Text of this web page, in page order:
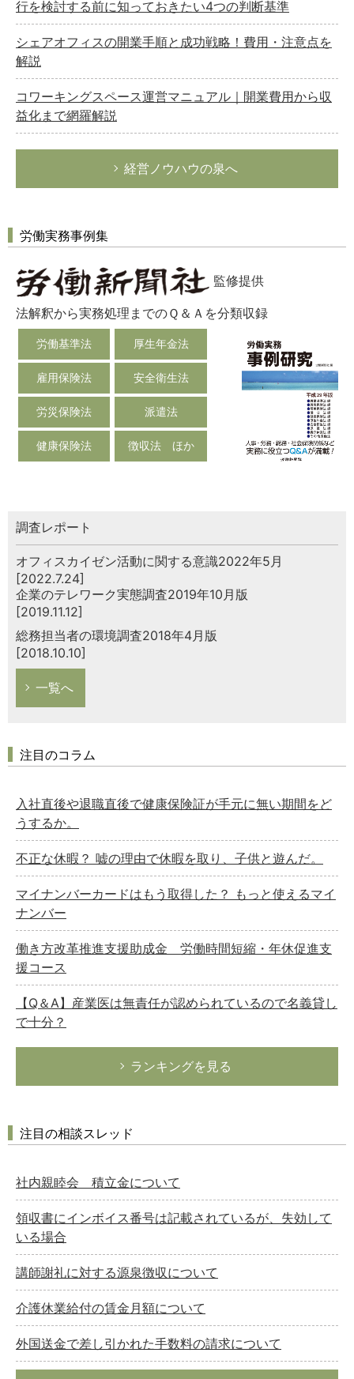
行を検討する前に知っておきたい4つの判断基準
シェアオフィスの開業手順と成功戦略！費用・注意点を
解説
コワーキングスペース運営マニュアル｜開業費用から収
益化まで網羅解説
経営ノウハウの泉へ
労働実務事例集
監修提供
法解釈から実務処理までのＱ＆Ａを分類収録
労働基準法 厚生年金法
雇用保険法 安全衛生法
労災保険法 派遣法
健康保険法 徴収法 ほか
調査レポート
オフィスカイゼン活動に関する意識2022年5月
[2022.7.24]
企業のテレワーク実態調査2019年10月版
[2019.11.12]
総務担当者の環境調査2018年4月版
[2018.10.10]
一覧へ
注目のコラム
入社直後や退職直後で健康保険証が手元に無い期間をど
うするか。
不正な休暇？ 嘘の理由で休暇を取り、子供と遊んだ。
マイナンバーカードはもう取得した？ もっと使えるマイ
ナンバー
働き方改革推進支援助成金 労働時間短縮・年休促進支
援コース
【Q＆A】産業医は無責任が認められているので名義貸し
で十分？
ランキングを見る
注目の相談スレッド
社内親睦会 積立金について
領収書にインボイス番号は記載されているが、失効して
いる場合
講師謝礼に対する源泉徴収について
介護休業給付の賃金月額について
外国送金で差し引かれた手数料の請求について